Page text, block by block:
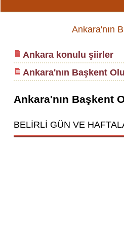
Ankara'nın
Ankara konulu şiirler
Ankara'nın Başkent
Ankara'nın Başkent
BELİRLİ GÜN VE